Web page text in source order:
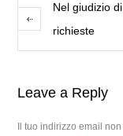
Nel giudizio
richieste
Leave a Reply
Il tuo indirizzo email